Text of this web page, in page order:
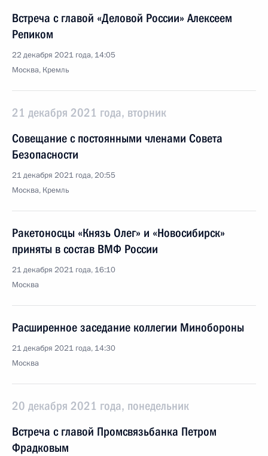
Встреча с главой «Деловой России» Алексеем
Репиком
22 декабря 2021 года, 14:05
Москва, Кремль
21 декабря 2021 года, вторник
Совещание с постоянными членами Совета
Безопасности
21 декабря 2021 года, 20:55
Москва, Кремль
Ракетоносцы «Князь Олег» и «Новосибирск»
приняты в состав ВМФ России
21 декабря 2021 года, 16:10
Москва
Расширенное заседание коллегии Минобороны
21 декабря 2021 года, 14:30
Москва
20 декабря 2021 года, понедельник
Встреча с главой Промсвязьбанка Петром
Фрадковым